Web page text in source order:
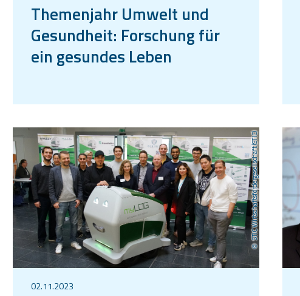
Themenjahr Umwelt und
Gesundheit: Forschung für
ein gesundes Leben
STIC Wirtschaftsfördergesellschaft (STIC)
02.11.2023